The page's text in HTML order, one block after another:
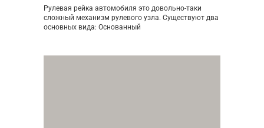
Рулевая рейка автомобиля это довольно-таки
сложный механизм рулевого узла. Существуют два
основных вида: Основанный